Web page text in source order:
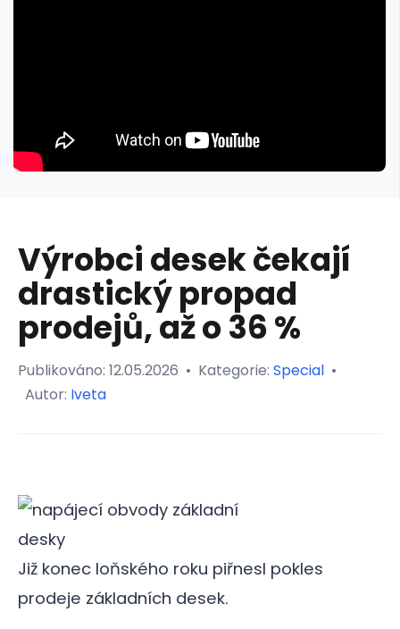
Výrobci desek čekají
drastický propad
prodejů, až o 36 %
Publikováno: 12.05.2026 • Kategorie: Special •
Autor: Iveta
Již konec loňského roku piřnesl pokles
prodeje základních desek.